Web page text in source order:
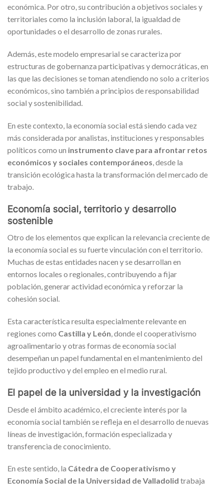
económica. Por otro, su contribución a objetivos sociales y
territoriales como la inclusión laboral, la igualdad de
oportunidades o el desarrollo de zonas rurales.
Además, este modelo empresarial se caracteriza por
estructuras de gobernanza participativas y democráticas, en
las que las decisiones se toman atendiendo no solo a criterios
económicos, sino también a principios de responsabilidad
social y sostenibilidad.
En este contexto, la economía social está siendo cada vez
más considerada por analistas, instituciones y responsables
políticos como un instrumento clave para afrontar retos
económicos y sociales contemporáneos, desde la
transición ecológica hasta la transformación del mercado de
trabajo.
Economía social, territorio y desarrollo
sostenible
Otro de los elementos que explican la relevancia creciente de
la economía social es su fuerte vinculación con el territorio.
Muchas de estas entidades nacen y se desarrollan en
entornos locales o regionales, contribuyendo a fijar
población, generar actividad económica y reforzar la
cohesión social.
Esta característica resulta especialmente relevante en
regiones como Castilla y León, donde el cooperativismo
agroalimentario y otras formas de economía social
desempeñan un papel fundamental en el mantenimiento del
tejido productivo y del empleo en el medio rural.
El papel de la universidad y la investigación
Desde el ámbito académico, el creciente interés por la
economía social también se refleja en el desarrollo de nuevas
líneas de investigación, formación especializada y
transferencia de conocimiento.
En este sentido, la Cátedra de Cooperativismo y
Economía Social de la Universidad de Valladolid trabaja